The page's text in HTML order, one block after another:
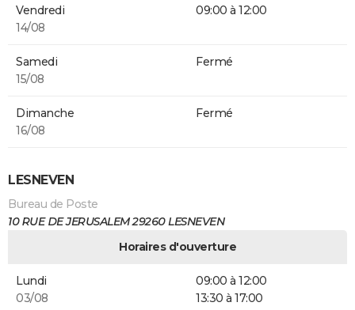
Vendredi
14/08
09:00 à 12:00
Samedi
15/08
Fermé
Dimanche
16/08
Fermé
LESNEVEN
Bureau de Poste
10 RUE DE JERUSALEM 29260 LESNEVEN
Horaires d'ouverture
Lundi
03/08
09:00 à 12:00
13:30 à 17:00